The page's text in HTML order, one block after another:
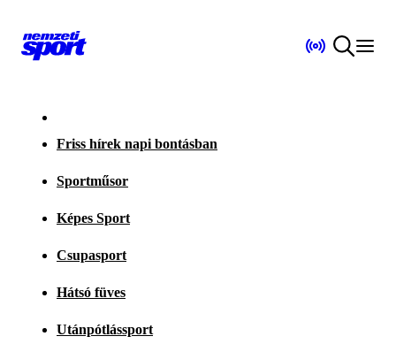
Friss hírek napi bontásban
Sportműsor
Képes Sport
Csupasport
Hátsó füves
Utánpótlássport